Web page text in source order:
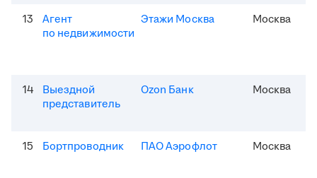
13
Агент
по недвижимости
Этажи Москва Москва
14
Выездной
представитель
Ozon Банк Москва
15 Бортпроводник ПАО Аэрофлот Москва